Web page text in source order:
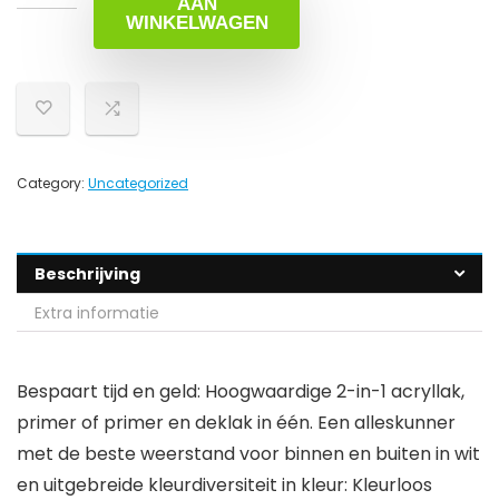
WINKELWAGEN
Category: Uncategorized
Beschrijving
Extra informatie
Bespaart tijd en geld: Hoogwaardige 2-in-1 acryllak,
primer of primer en deklak in één. Een alleskunner
met de beste weerstand voor binnen en buiten in wit
en uitgebreide kleurdiversiteit in kleur: Kleurloos